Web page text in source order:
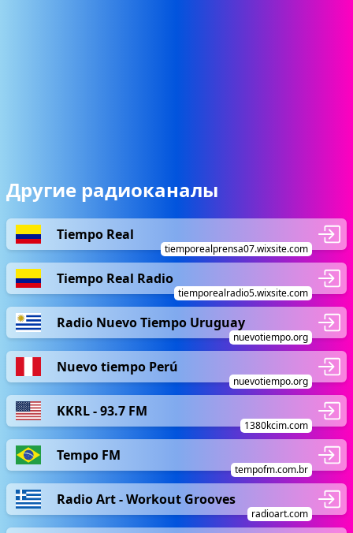
Другие радиоканалы
Tiempo Real
tiemporealprensa07.wixsite.com
Tiempo Real Radio
tiemporealradio5.wixsite.com
Radio Nuevo Tiempo Uruguay
nuevotiempo.org
Nuevo tiempo Perú
nuevotiempo.org
KKRL - 93.7 FM
1380kcim.com
Tempo FM
tempofm.com.br
Radio Art - Workout Grooves
radioart.com